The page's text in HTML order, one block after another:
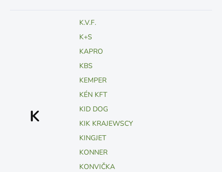
K
K.V.F.
K+S
KAPRO
KBS
KEMPER
KÉN KFT
KID DOG
KIK KRAJEWSCY
KINGJET
KONNER
KONVIČKA